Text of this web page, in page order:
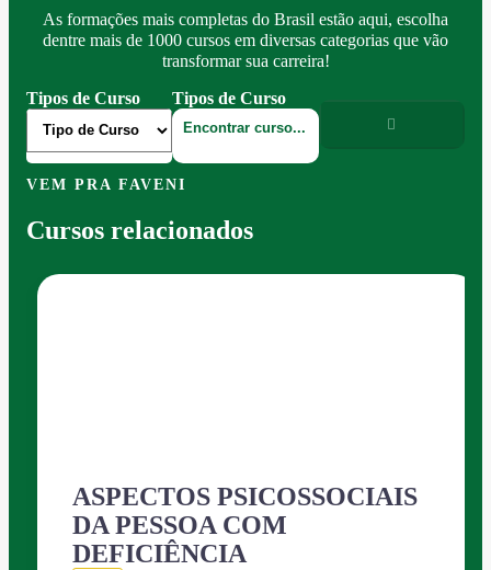
As formações mais completas do Brasil estão aqui, escolha
dentre mais de 1000 cursos em diversas categorias que vão
transformar sua carreira!
Tipos de Curso
Tipos de Curso
VEM PRA FAVENI
Cursos relacionados
ASPECTOS PSICOSSOCIAIS
DA PESSOA COM
DEFICIÊNCIA